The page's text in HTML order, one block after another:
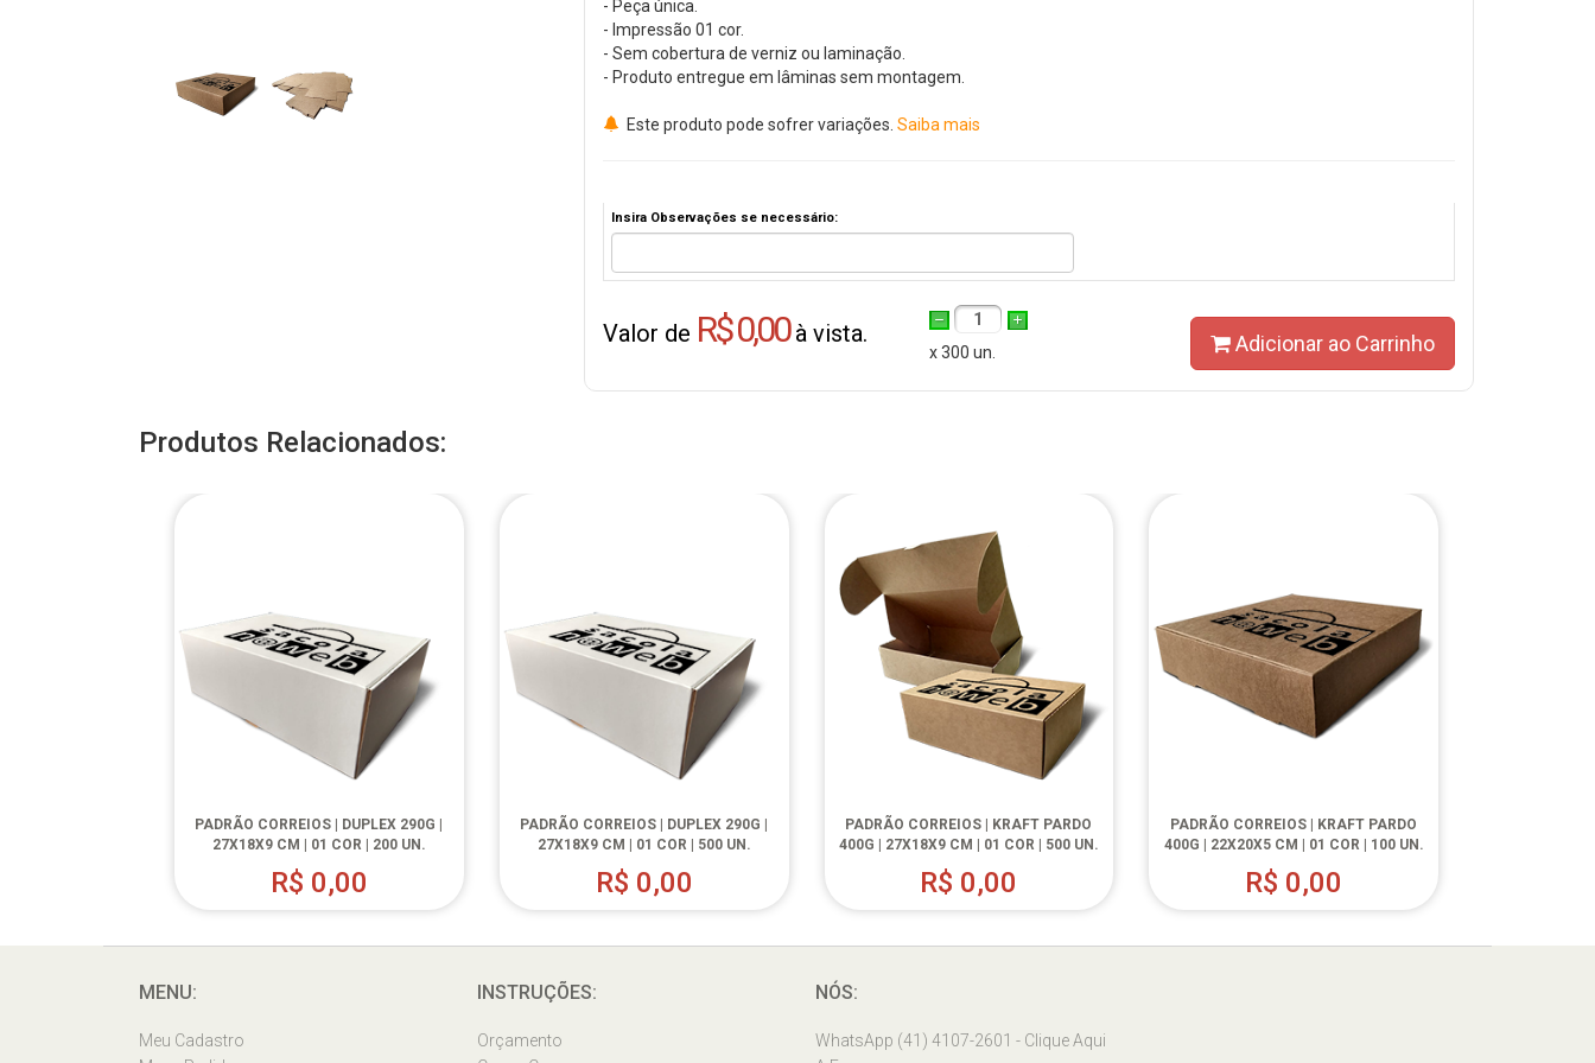
- Peça única.
- Impressão 01 cor.
- Sem cobertura de verniz ou laminação.
- Produto entregue em lâminas sem montagem.
Este produto pode sofrer variações. Saiba mais
Insira Observações se necessário:
Valor de R$ 0,00à vista.
1
x 300 un.
Adicionar ao Carrinho
Produtos Relacionados:
PADRÃO CORREIOS | DUPLEX 290G |
27X18X9 CM | 01 COR | 200 UN.
R$ 0,00
PADRÃO CORREIOS | DUPLEX 290G |
27X18X9 CM | 01 COR | 500 UN.
R$ 0,00
PADRÃO CORREIOS | KRAFT PARDO
400G | 27X18X9 CM | 01 COR | 500 UN.
R$ 0,00
PADRÃO CORREIOS | KRAFT PARDO
400G | 22X20X5 CM | 01 COR | 100 UN.
R$ 0,00
MENU:
Meu Cadastro
INSTRUÇÕES:
Orçamento
NÓS:
WhatsApp (41) 4107-2601 - Clique Aqui